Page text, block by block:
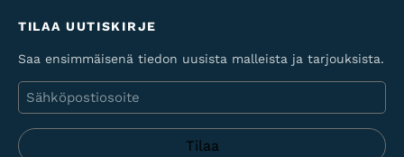
TILAA UUTISKIRJE
Saa ensimmäisenä tiedon uusista malleista ja tarjouksista.
Sähköposti